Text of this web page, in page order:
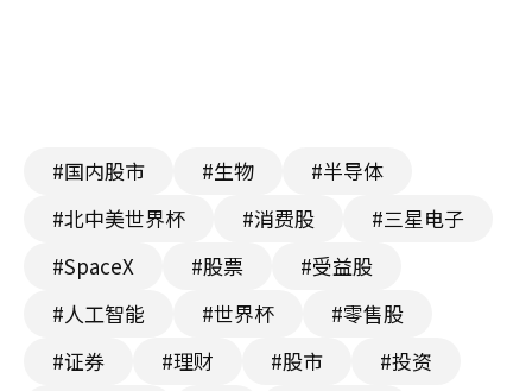
#国内股市 #生物
#半导体
#北中美世界杯
#消费股
#三星电子
#SpaceX
#股票
#受益股
#人工智能
#世界杯
#零售股
#证券
#理财 #股市
#投资